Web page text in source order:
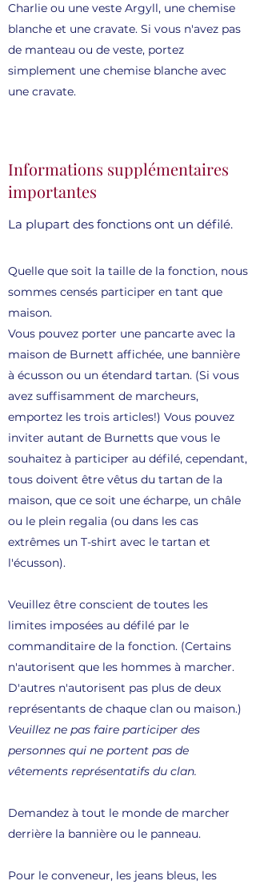
Charlie ou une veste Argyll, une chemise
blanche et une cravate. Si vous n'avez pas
de manteau ou de veste, portez
simplement une chemise blanche avec
une cravate.
Informations supplémentaires
importantes
La plupart des fonctions ont un défilé.
Quelle que soit la taille de la fonction, nous
sommes censés participer en tant que
maison.
Vous pouvez porter une pancarte avec la
maison de Burnett affichée, une bannière
à écusson ou un étendard tartan. (Si vous
avez suffisamment de marcheurs,
emportez les trois articles!) Vous pouvez
inviter autant de Burnetts que vous le
souhaitez à participer au défilé, cependant,
tous doivent être vêtus du tartan de la
maison, que ce soit une écharpe, un châle
ou le plein regalia (ou dans les cas
extrêmes un T-shirt avec le tartan et
l'écusson).
Veuillez être conscient de toutes les
limites imposées au défilé par le
commanditaire de la fonction. (Certains
n'autorisent que les hommes à marcher.
D'autres n'autorisent pas plus de deux
représentants de chaque clan ou maison.)
Veuillez ne pas faire participer des
personnes qui ne portent pas de
vêtements représentatifs du clan.
Demandez à tout le monde de marcher
derrière la bannière ou le panneau.
Pour le conveneur, les jeans bleus, les